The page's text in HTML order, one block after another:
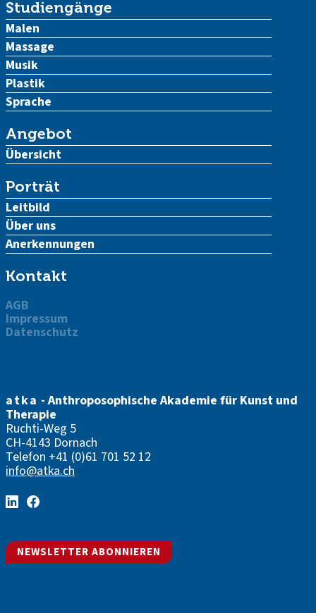
Studiengänge
Malen
Massage
Musik
Plastik
Sprache
Angebot
Übersicht
Porträt
Leitbild
Über uns
Anerkennungen
Kontakt
AGB
Impressum
Datenschutz
atka - Anthroposophische Akademie für Kunst und
Therapie
Ruchti-Weg 5
CH-4143 Dornach
Telefon +41 (0)61 701 52 12
info@atka.ch
NEWSLETTER ABONNIEREN